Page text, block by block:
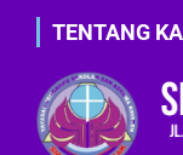
TENTANG